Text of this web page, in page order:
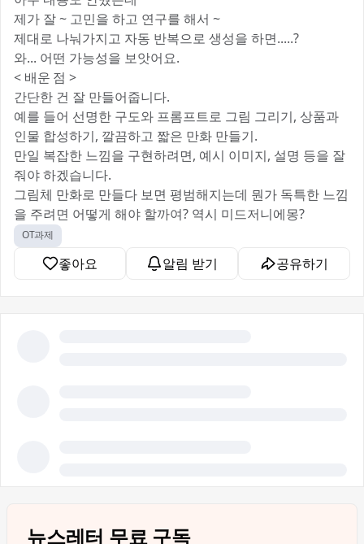
제가 잘 ~ 고민을 하고 연구를 해서 ~
제대로 나눠가지고 자동 반복으로 생성을 하면.....?
와... 어떤 가능성을 보앗어요.
< 배운 점 >
간단한 건 잘 만들어줍니다.
예를 들어 선명한 구도와 프롬프트로 그림 그리기, 상품과
인물 합성하기, 깔끔하고 짧은 만화 만들기.
만일 복잡한 느낌을 구현하려면, 예시 이미지, 설명 등을 잘
줘야 하겠습니다.
그림체 만화로 만들다 보면 평범해지는데 뭔가 독특한 느낌
을 주려면 어떻게 해야 할까여? 역시 미드저니에몽?
OT과제
좋아요 알림 받기 공유하기
뉴스레터 무료 구독